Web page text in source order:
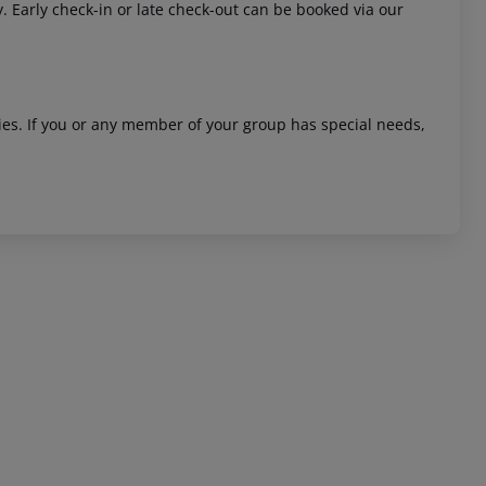
check-in or late check-out can be booked via our
If you or any member of your group has special needs,